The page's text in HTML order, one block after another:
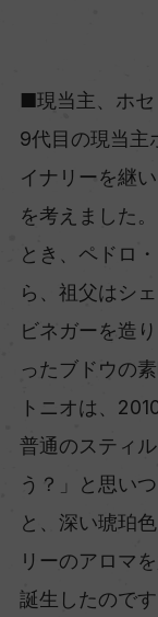
■現当主、ホセ
9代目の現当主
イナリーを継
を考えました
とき、ペドロ
ら、祖父はシ
ビネガーを造
ったブドウの
トニオは、
普通のスティ
う？」と思い
と、深い琥珀
リーのアロマ
誕生したのです